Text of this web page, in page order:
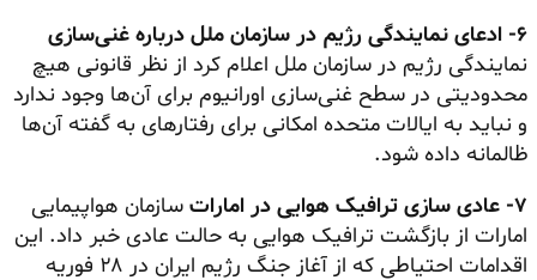
۶- ادعای نمایندگی رژیم در سازمان ملل درباره غنی‌سازی
نمایندگی رژیم در سازمان ملل اعلام کرد از نظر قانونی هیچ
محدودیتی در سطح غنی‌سازی اورانیوم برای آن‌ها وجود ندارد
و نباید به ایالات متحده امکانی برای رفتارهای به گفته آن‌ها
ظالمانه داده شود.
۷- عادی سازی ترافیک هوایی در امارات
سازمان هواپیمایی
امارات از بازگشت ترافیک هوایی به حالت عادی خبر داد. این
اقدامات احتیاطی که از آغاز جنگ رژیم ایران در ۲۸ فوریه